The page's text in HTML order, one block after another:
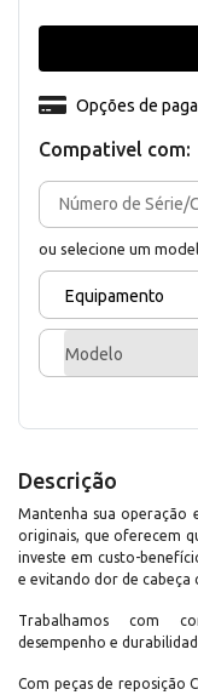
Compativel com:
ou selecione um
Equipamento
Modelo
Opções de
Descrição
Mantenha sua operação
originais, que oferecem
investe em custo-
e evitando dor de cabeça
Trabalhamos com
desempenho e
Com peças de reposição